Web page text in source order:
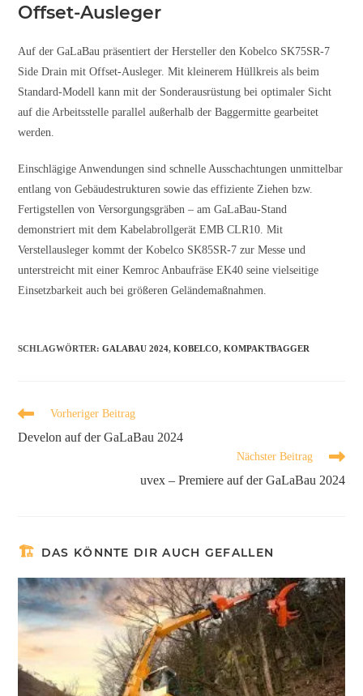
Offset-Ausleger
Auf der GaLaBau präsentiert der Hersteller den Kobelco SK75SR-7
Side Drain mit Offset-Ausleger. Mit kleinerem Hüllkreis als beim
Standard-Modell kann mit der Sonderausrüstung bei optimaler Sicht
auf die Arbeitsstelle parallel außerhalb der Baggermitte gearbeitet
werden.
Einschlägige Anwendungen sind schnelle Ausschachtungen unmittelbar
entlang von Gebäudestrukturen sowie das effiziente Ziehen bzw.
Fertigstellen von Versorgungsgräben – am GaLaBau-Stand
demonstriert mit dem Kabelabrollgerät EMB CLR10. Mit
Verstellausleger kommt der Kobelco SK85SR-7 zur Messe und
unterstreicht mit einer Kemroc Anbaufräse EK40 seine vielseitige
Einsetzbarkeit auch bei größeren Geländemaßnahmen.
SCHLAGWÖRTER:GALABAU 2024, KOBELCO, KOMPAKTBAGGER
Vorheriger Beitrag
Develon auf der GaLaBau 2024
Nächster Beitrag
uvex – Premiere auf der GaLaBau 2024
DAS KÖNNTE DIR AUCH GEFALLEN